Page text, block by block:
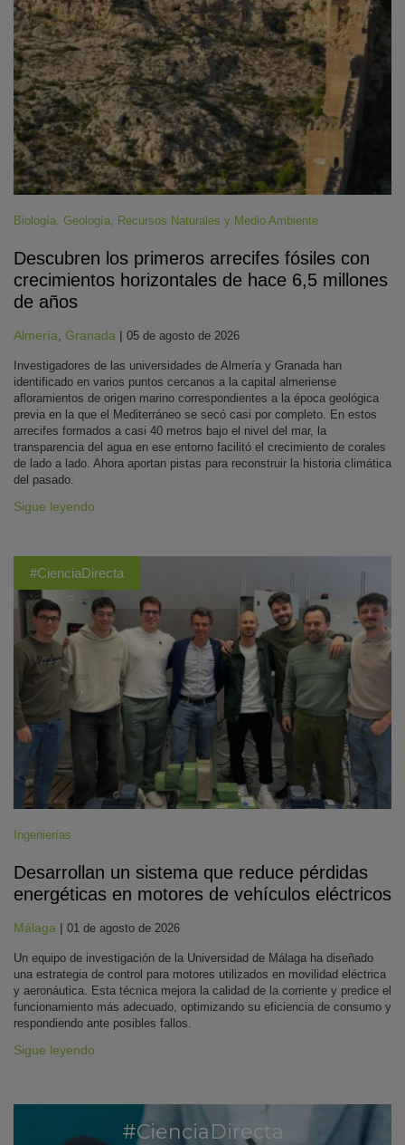
Biología Geología Recursos Naturales y Medio Ambiente
Descubren los primeros arrecifes fósiles con
crecimientos horizontales de hace 6,5 millones
de años
Almería Granada | 05 de agosto de 2026
Investigadores de las universidades de Almería y Granada han
identificado en varios puntos cercanos a la capital almeriense
afloramientos de origen marino correspondientes a la época geológica
previa en la que el Mediterráneo se secó casi por completo. En estos
arrecifes formados a casi 40 metros bajo el nivel del mar, la
transparencia del agua en ese entorno facilitó el crecimiento de corales
de lado a lado. Ahora aportan pistas para reconstruir la historia climática
del pasado.
Sigue leyendo
#CienciaDirecta
Ingenierías
Desarrollan un sistema que reduce pérdidas
energéticas en motores de vehículos eléctricos
Málaga | 01 de agosto de 2026
Un equipo de investigación de la Universidad de Málaga ha diseñado
una estrategia de control para motores utilizados en movilidad eléctrica
y aeronáutica. Esta técnica mejora la calidad de la corriente y predice el
funcionamiento más adecuado, optimizando su eficiencia de consumo y
respondiendo ante posibles fallos.
Sigue leyendo
#CienciaDirecta